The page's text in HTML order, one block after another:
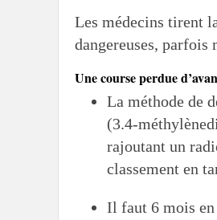
Les médecins tirent
dangereuses, parfois
Une course perdue
La méthode de
(3.4-
rajoutant un
classement en
Il faut 6 mois en